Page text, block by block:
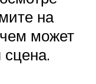
на
может
сцена.